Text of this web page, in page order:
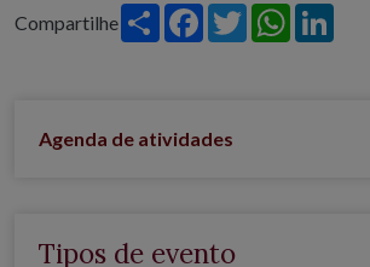
Compartilhe Share Facebook
TwitterWhatsApp
Agenda de atividades
Tipos de evento